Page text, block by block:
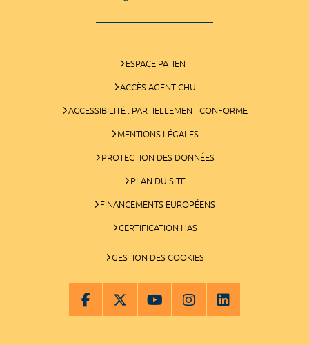
ESPACE PATIENT
ACCÈS AGENT CHU
ACCESSIBILITÉ : PARTIELLEMENT CONFORME
MENTIONS LÉGALES
PROTECTION DES DONNÉES
PLAN DU SITE
FINANCEMENTS EUROPÉENS
CERTIFICATION HAS
GESTION DES COOKIES